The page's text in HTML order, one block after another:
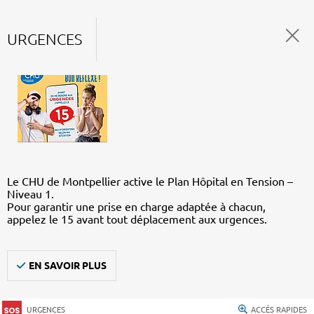
URGENCES
Le CHU de Montpellier active le Plan Hôpital en Tension –
Niveau 1.
Pour garantir une prise en charge adaptée à chacun,
appelez le 15 avant tout déplacement aux urgences.
EN SAVOIR PLUS
URGENCES ACCÈS RAPIDES